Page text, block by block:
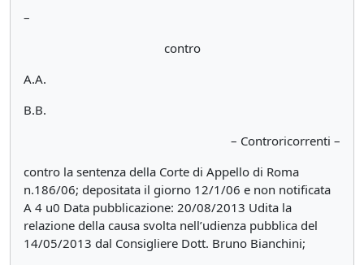
–
contro
A.A.
B.B.
– Controricorrenti –
contro la sentenza della Corte di Appello di Roma
n.186/06; depositata il giorno 12/1/06 e non notificata
A 4 u0 Data pubblicazione: 20/08/2013 Udita la
relazione della causa svolta nell’udienza pubblica del
14/05/2013 dal Consigliere Dott. Bruno Bianchini;